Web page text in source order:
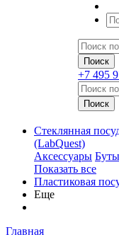
+7 495
Стеклянная
(LabQuest)
Аксессуары
Показать все
Пластиковая
Еще
Главная